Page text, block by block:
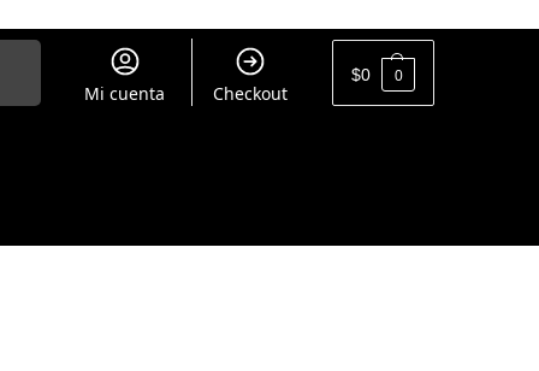
Mi cuenta Checkout
$0 0